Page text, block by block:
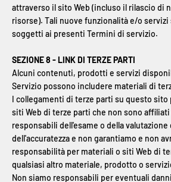
attraverso il sito Web (incluso il rilascio di
risorse). Tali nuove funzionalità e/o servizi
soggetti ai presenti Termini di servizio.
SEZIONE 8 - LINK DI TERZE PARTI
Alcuni contenuti, prodotti e servizi
Servizio possono includere materiali di
I collegamenti di terze parti su questo
siti Web di terze parti che non sono
responsabili dell'esame o della
dell'accuratezza e non garantiamo e non
responsabilità per materiali o siti Web di
qualsiasi altro materiale, prodotto o
Non siamo responsabili per eventuali